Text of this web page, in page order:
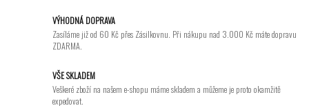
VÝHODNÁ DOPRAVA
Zasíláme již od 60 Kč přes Zásilkovnu. Při nákupu nad 3.000 Kč máte dopravu
ZDARMA.
VŠE SKLADEM
Veškeré zboží na našem e-shopu máme skladem a můžeme je proto okamžitě
expedovat.